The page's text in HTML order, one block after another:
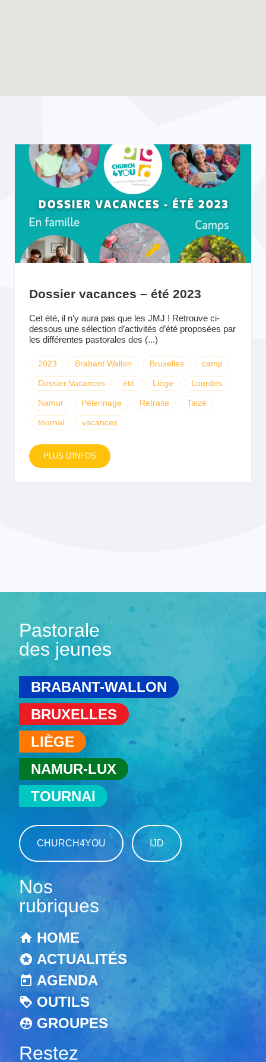
Dossier vacances – été 2023
Cet été, il n’y aura pas que les JMJ ! Retrouve ci-
dessous une sélection d’activités d’été proposées par
les différentes pastorales des (...)
2023 Brabant Wallon Bruxelles camp
Dossier Vacances été Liège Lourdes
Namur Pèlerinage Retraite Taizé
tournai vacances
PLUS D'INFOS
Pastorale
des jeunes
BRABANT-WALLON
BRUXELLES
LIÈGE
NAMUR-LUX
TOURNAI
CHURCH4YOU IJD
Nos
rubriques
HOME
ACTUALITÉS
AGENDA
OUTILS
GROUPES
Restez